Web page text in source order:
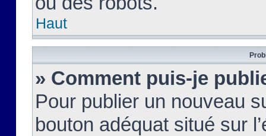
Haut
» Comment puis-je
Pour publier un nouveau
bouton adéquat situé sur